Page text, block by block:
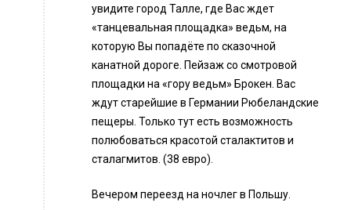
увидите город Талле, где Вас ждет
«танцевальная площадка» ведьм, на
которую Вы попадёте по сказочной
канатной дороге. Пейзаж со смотровой
площадки на «гору ведьм» Брокен. Вас
ждут старейшие в Германии Рюбеландские
пещеры. Только тут есть возможность
полюбоваться красотой сталактитов и
сталагмитов. (38 евро).
Вечером переезд на ночлег в Польшу.